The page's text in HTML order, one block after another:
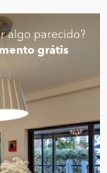
algo parecido?
grátis